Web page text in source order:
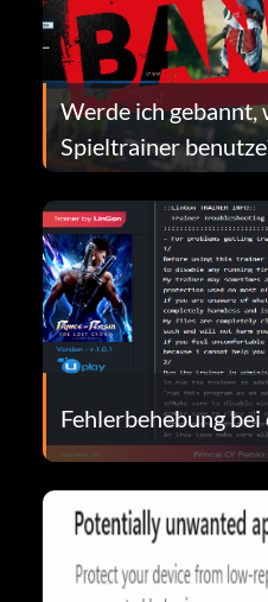
Werde ich gebannt,
Spieltrainer
Fehlerbehebung